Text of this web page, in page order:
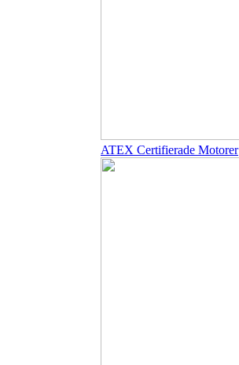
ATEX Certifierade Motorer